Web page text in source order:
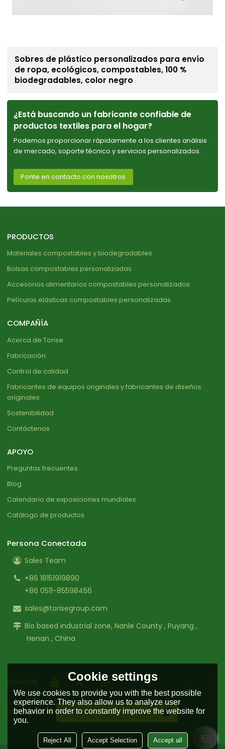
Sobres de plástico personalizados para envío
de ropa, ecológicos, compostables, 100 %
biodegradables, color negro
¿Está buscando un fabricante confiable de
productos textiles para el hogar?
Podemos proporcionar rápidamente a los clientes análisis
de mercado, soporte técnico y servicios personalizados.
Ponte en contacto con nosotros
PRODUCTOS
Materiales compostables y biodegradables
Bolsas compostables personalizadas
Accesorios alimentarios compostables personalizados
Películas elásticas compostables personalizadas
COMPAÑÍA
Acerca de Torise
Fabricación
Control de calidad
Fabricantes de equipos originales y fabricantes de diseños
originales
Sostenibilidad
Contáctenos
APOYO
Preguntas frecuentes
Blog
Calendario de exposiciones mundiales
Catálogo de productos
Persona Conectada
Sales Team
+86 18151919890
+86 0511-85598456
sales@torisegroup.com
Bio based industrial zone, Nanle County , Puyang ,
Henan , China
SUSCRIPCIÓN
Cookie settings
We use cookies to provide you with the best possible
experience. They also allow us to analyze user
behavior in order to constantly improve the website for
you.
Reject All Accept Selection Accept all